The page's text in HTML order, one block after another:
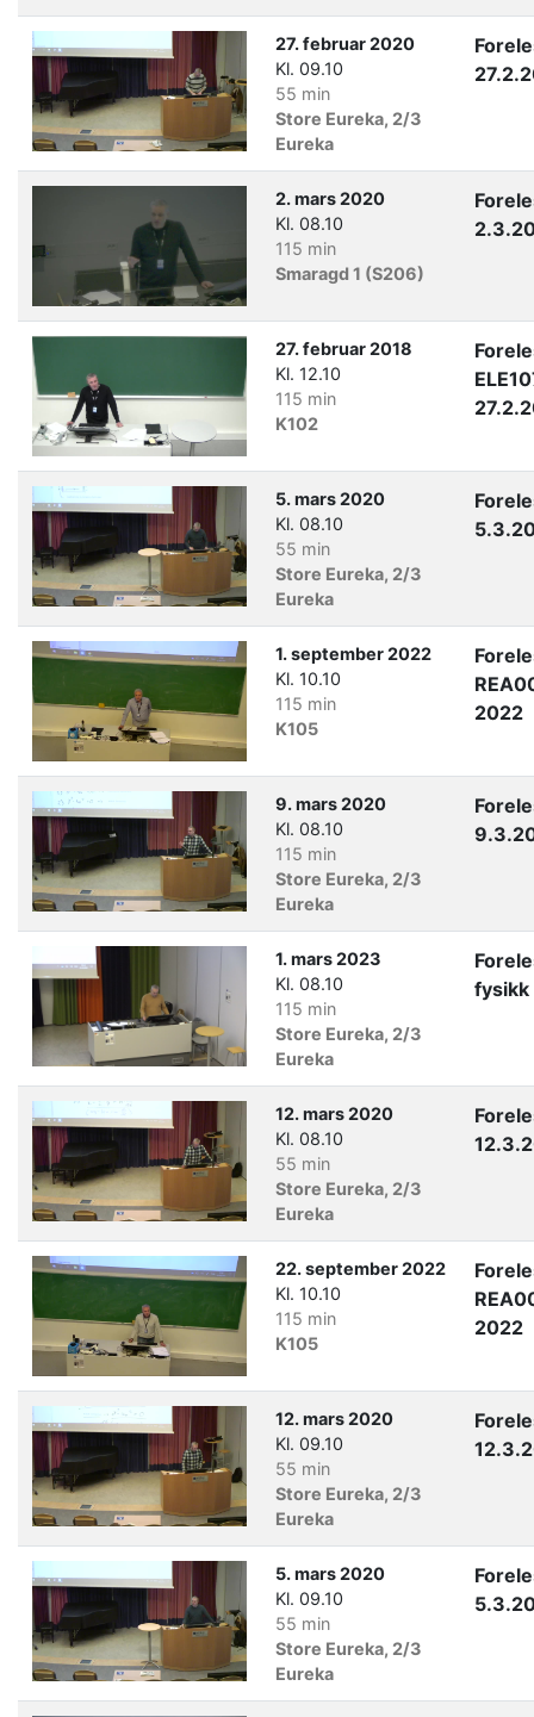
27. februar 2020
Kl. 09.10
55 min
Store Eureka, 2/3
Eureka
2. mars 2020
Kl. 08.10
115 min
Smaragd 1 (S206)
27. februar 2018
Kl. 12.10
115 min
K102
5. mars 2020
Kl. 08.10
55 min
Store Eureka, 2/3
Eureka
1. september 2022
Kl. 10.10
115 min
K105
2022
9. mars 2020
Kl. 08.10
115 min
Store Eureka, 2/3
Eureka
1. mars 2023
Kl. 08.10
115 min
Store Eureka, 2/3
Eureka
12. mars 2020
Kl. 08.10
55 min
Store Eureka, 2/3
Eureka
22. september 2022
Kl. 10.10
115 min
K105
2022
12. mars 2020
Kl. 09.10
55 min
Store Eureka, 2/3
Eureka
5. mars 2020
Kl. 09.10
55 min
Store Eureka, 2/3
Eureka